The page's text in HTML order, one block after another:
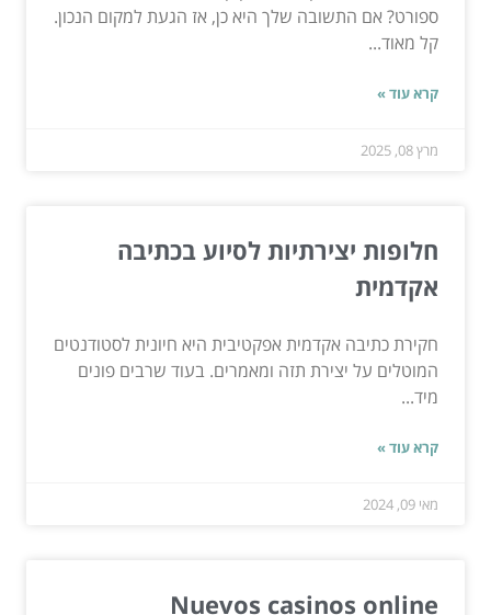
ספורט? אם התשובה שלך היא כן, אז הגעת למקום הנכון.
קל מאוד...
קרא עוד »
מרץ 08, 2025
חלופות יצירתיות לסיוע בכתיבה
אקדמית
חקירת כתיבה אקדמית אפקטיבית היא חיונית לסטודנטים
המוטלים על יצירת תזה ומאמרים. בעוד שרבים פונים
מיד...
קרא עוד »
מאי 09, 2024
Nuevos casinos online